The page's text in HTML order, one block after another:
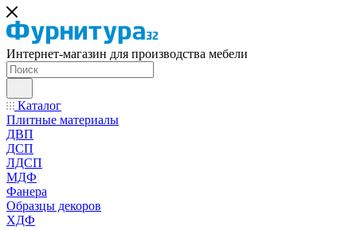
Интернет-магазин для производства мебели
Каталог
Плитные материалы
ДВП
ДСП
ЛДСП
МДФ
Фанера
Образцы декоров
ХДФ